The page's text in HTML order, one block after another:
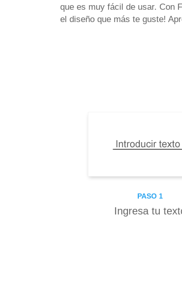
que es muy fácil de usar. Con
el diseño que más te guste!
PASO 1
Ingresa tu